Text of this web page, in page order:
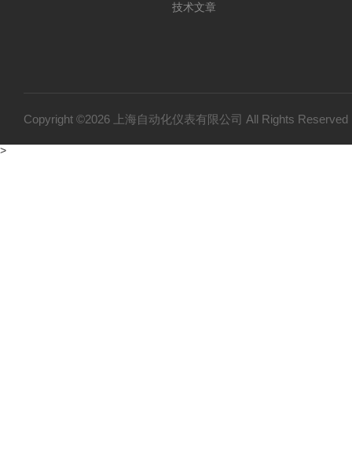
技术文章
Copyright ©2026 上海自动化仪表有限公司 All Rights
>